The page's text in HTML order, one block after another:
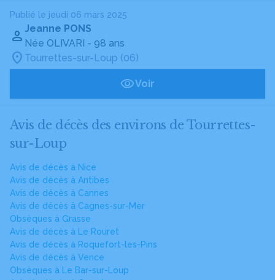
Publié le jeudi 06 mars 2025
Jeanne PONS
Née OLIVARI - 98 ans
Tourrettes-sur-Loup (06)
Voir
Avis de décès des environs de Tourrettes-
sur-Loup
Avis de décès à Nice
Avis de décès à Antibes
Avis de décès à Cannes
Avis de décès à Cagnes-sur-Mer
Obsèques à Grasse
Avis de décès à Le Rouret
Avis de décès à Roquefort-les-Pins
Avis de décès à Vence
Obsèques à Le Bar-sur-Loup